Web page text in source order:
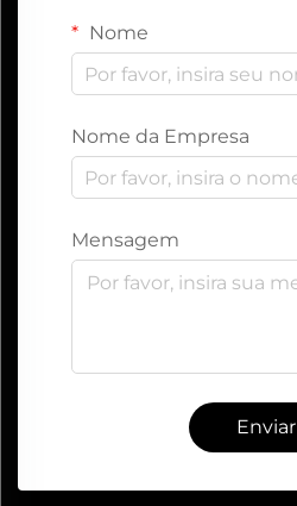
Nome
Nome da Empresa
Mensagem
Enviar